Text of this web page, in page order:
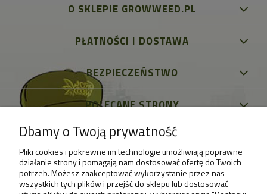
O SKLEPIE GROWWEED.PL
PŁATNOŚCI I DOSTAWA
BEZPIECZEŃSTWO
POLECANE STRONY
Dbamy o Twoją prywatność
Pliki cookies i pokrewne im technologie umożliwiają poprawne
działanie strony i pomagają nam dostosować ofertę do Twoich
potrzeb. Możesz zaakceptować wykorzystanie przez nas
wszystkich tych plików i przejść do sklepu lub dostosować